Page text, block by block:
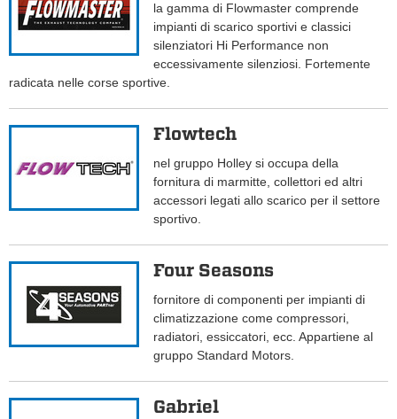
la gamma di Flowmaster comprende
impianti di scarico sportivi e classici
silenziatori Hi Performance non
eccessivamente silenziosi. Fortemente
radicata nelle corse sportive.
Flowtech
nel gruppo Holley si occupa della
fornitura di marmitte, collettori ed altri
accessori legati allo scarico per il settore
sportivo.
Four Seasons
fornitore di componenti per impianti di
climatizzazione come compressori,
radiatori, essiccatori, ecc. Appartiene al
gruppo Standard Motors.
Gabriel